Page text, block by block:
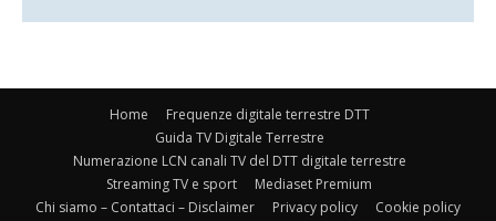
Home
Frequenze digitale terrestre DTT
Guida TV Digitale Terrestre
Numerazione LCN canali TV del DTT digitale terrestre
Streaming TV e sport
Mediaset Premium
Chi siamo – Contattaci – Disclaimer
Privacy policy Cookie policy